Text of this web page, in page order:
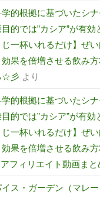
的根拠に基づいたシ
的では”カシア”が有効
じ一杯いれるだけ】ぜ
果を倍増させる飲み
☆彡 より
的根拠に基づいたシ
的では”カシア”が有効
じ一杯いれるだけ】ぜ
果を倍増させる飲み
フィリエイト動画まと
イス・ガーデン（マレ